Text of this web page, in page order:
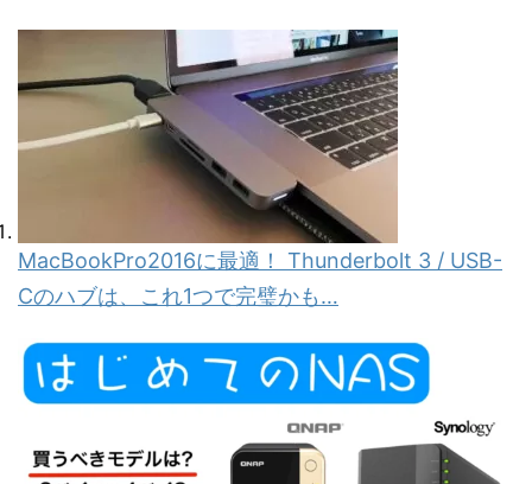
MacBookPro2016に最適！ Thunderbolt 3 / USB-
Cのハブは、これ1つで完璧かも…